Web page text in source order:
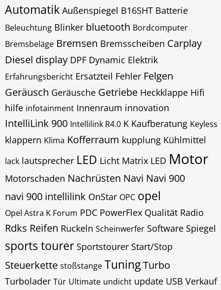
Automatik Außenspiegel B16SHT Batterie
Beleuchtung Blinker bluetooth Bordcomputer
Bremsbeläge Bremsen Bremsscheiben Carplay
Diesel display DPF Dynamic Elektrik
Erfahrungsbericht Ersatzteil Fehler Felgen
Geräusch Geräusche Getriebe Heckklappe Hifi
hilfe infotainment Innenraum innovation
IntelliLink 900 Intellilink R4.0 K Kaufberatung Keyless
klappern Klima Kofferraum kupplung Kühlmittel
lack lautsprecher LED Licht Matrix LED Motor
Motorschaden Nachrüsten Navi Navi 900
navi 900 intellilink OnStar OPC opel
Opel Astra K Forum PDC PowerFlex Qualität Radio
Rdks Reifen Ruckeln Scheinwerfer Software Spiegel
sports tourer Sportstourer Start/Stop
Steuerkette stoßstange TuningTurbo
Turbolader Tür Ultimate undicht update USB Verkauf